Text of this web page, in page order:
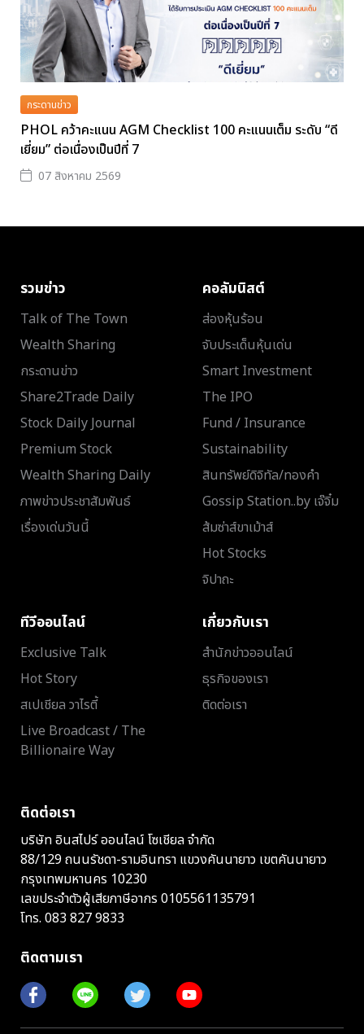
กระดานข่าว
PHOL คว้าคะแนน AGM Checklist 100 คะแนนเต็ม ระดับ “ดี
เยี่ยม” ต่อเนื่องเป็นปีที่ 7
07 สิงหาคม 2569
รวมข่าว
Talk of The Town
Wealth Sharing
กระดานข่าว
Share2Trade Daily
Stock Daily Journal
Premium Stock
Wealth Sharing Daily
ภาพข่าวประชาสัมพันธ์
เรื่องเด่นวันนี้
คอลัมนิสต์
ส่องหุ้นร้อน
จับประเด็นหุ้นเด่น
Smart Investment
The IPO
Fund / Insurance
Sustainability
สินทรัพย์ดิจิทัล/ทองคำ
Gossip Station..by เจ๊จิ๋ม
ส้มซ่าส์ขาเม้าส์
Hot Stocks
จิปาถะ
ทีวีออนไลน์
Exclusive Talk
Hot Story
สเปเชียล วาไรตี้
Live Broadcast / The
Billionaire Way
เกี่ยวกับเรา
สำนักข่าวออนไลน์
ธุรกิจของเรา
ติดต่อเรา
ติดต่อเรา
บริษัท อินสไปร์ ออนไลน์ โซเชียล จำกัด
88/129 ถนนรัชดา-รามอินทรา แขวงคันนายาว เขตคันนายาว
กรุงเทพมหานคร 10230
เลขประจำตัวผู้เสียภาษีอากร 0105561135791
โทร. 083 827 9833
ติดตามเรา